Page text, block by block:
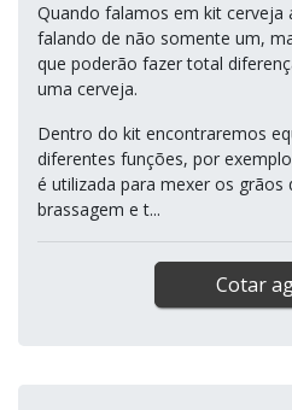
Quando falamos em kit cerveja
falando de não somente um,
que poderão fazer total
uma cerveja.
Dentro do kit encontraremos
diferentes funções, por
é utilizada para mexer os grãos
brassagem e t...
Cotar